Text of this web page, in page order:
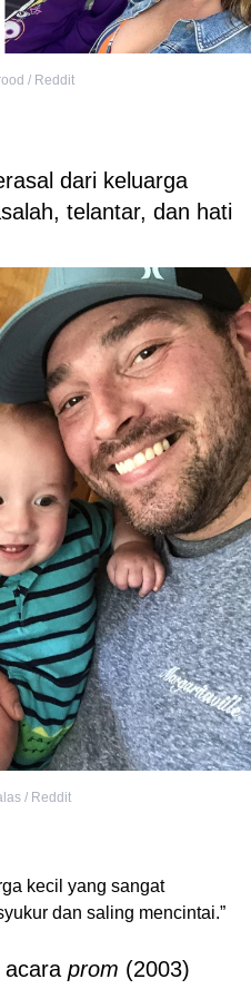
/ Reddit
dari keluarga
telantar, dan hati
/ Reddit
kecil yang sangat
dan saling mencintai.”
acara prom (2003)